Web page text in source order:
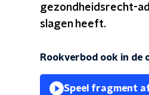
gezondheidsrecht-
slagen heeft.
Rookverbod ook in de
Speel fragment